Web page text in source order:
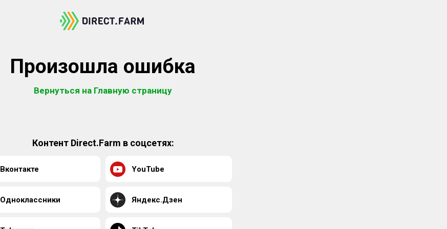
Произошла ошибка
Вернуться на Главную страницу
Контент Direct.Farm в соцсетях:
Вконтакте YouTube
Одноклассники Яндекс.Дзен